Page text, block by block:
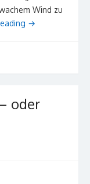
Wind zu
→
oder